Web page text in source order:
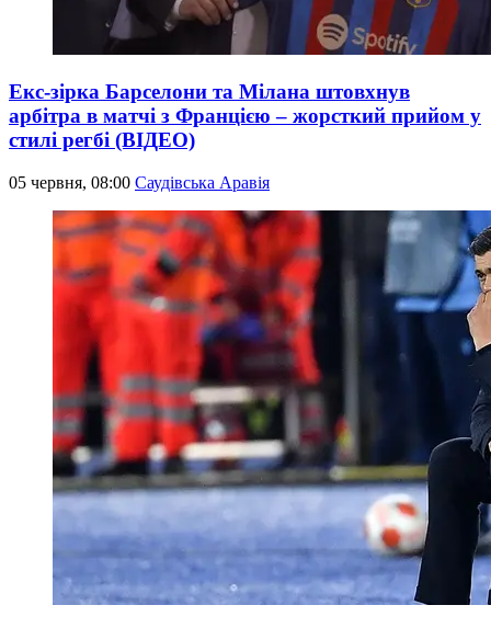
Екс-зірка Барселони та Мілана штовхнув
арбітра в матчі з Францією – жорсткий прийом у
стилі регбі (ВІДЕО)
05 червня, 08:00 Саудівська Аравія